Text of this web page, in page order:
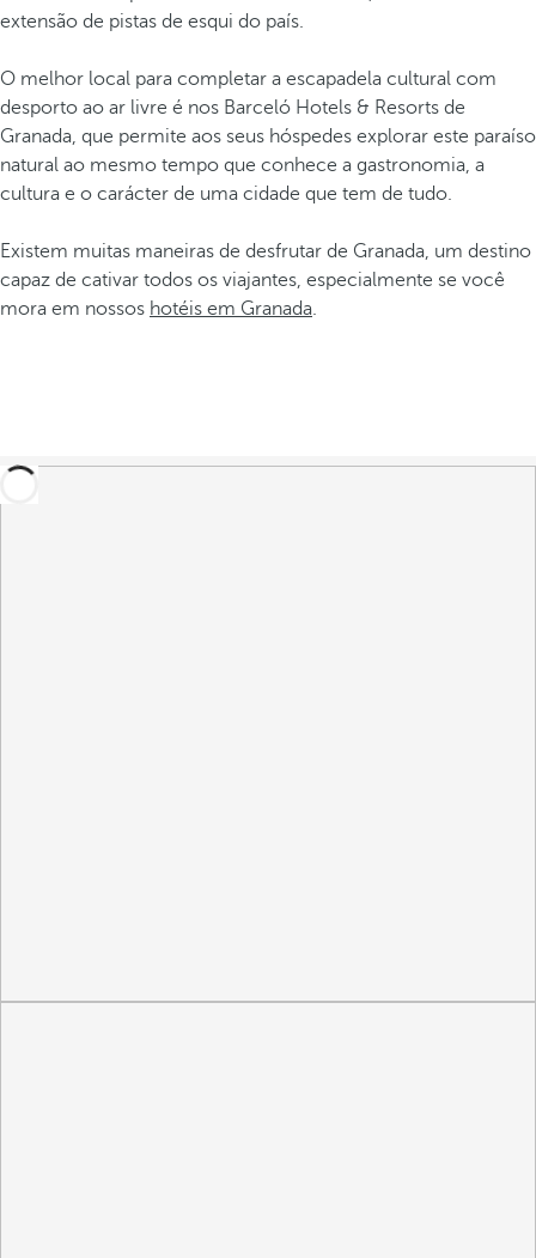
extensão de pistas de esqui do país.
O melhor local para completar a escapadela cultural com
desporto ao ar livre é nos Barceló Hotels & Resorts de
Granada, que permite aos seus hóspedes explorar este paraíso
natural ao mesmo tempo que conhece a gastronomia, a
cultura e o carácter de uma cidade que tem de tudo.
Existem muitas maneiras de desfrutar de Granada, um destino
capaz de cativar todos os viajantes, especialmente se você
mora em nossos hotéis em Granada.